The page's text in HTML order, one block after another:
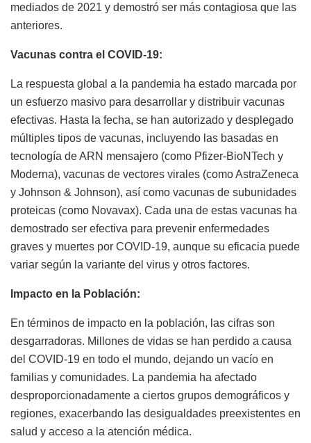
mediados de 2021 y demostró ser más contagiosa que las
anteriores.
Vacunas contra el COVID-19:
La respuesta global a la pandemia ha estado marcada por
un esfuerzo masivo para desarrollar y distribuir vacunas
efectivas. Hasta la fecha, se han autorizado y desplegado
múltiples tipos de vacunas, incluyendo las basadas en
tecnología de ARN mensajero (como Pfizer-BioNTech y
Moderna), vacunas de vectores virales (como AstraZeneca
y Johnson & Johnson), así como vacunas de subunidades
proteicas (como Novavax). Cada una de estas vacunas ha
demostrado ser efectiva para prevenir enfermedades
graves y muertes por COVID-19, aunque su eficacia puede
variar según la variante del virus y otros factores.
Impacto en la Población:
En términos de impacto en la población, las cifras son
desgarradoras. Millones de vidas se han perdido a causa
del COVID-19 en todo el mundo, dejando un vacío en
familias y comunidades. La pandemia ha afectado
desproporcionadamente a ciertos grupos demográficos y
regiones, exacerbando las desigualdades preexistentes en
salud y acceso a la atención médica.